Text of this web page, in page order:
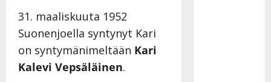
31. maaliskuuta 1952
Suonenjoella syntynyt Kari
on syntymänimeltään Kari
Kalevi Vepsäläinen.